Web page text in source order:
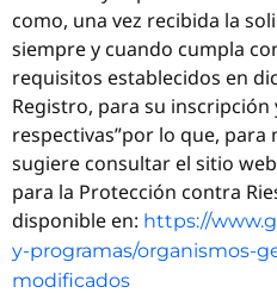
como, una vez recibida la
siempre y cuando cumpla
requisitos establecidos en
Registro, para su inscripción
respectivas”por lo que,
sugiere consultar el sitio
para la Protección contra
disponible en: https://
y-programas/organismos-
modificados